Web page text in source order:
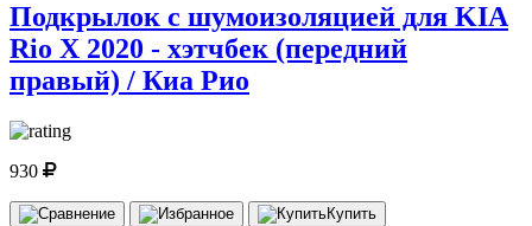
Подкрылок с шумоизоляцией для KIA
Rio X 2020 - хэтчбек (передний
правый) / Киа Рио
930
Купить